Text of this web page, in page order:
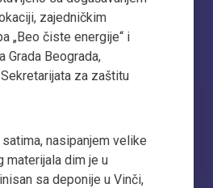
zajedničkim
„Beo čiste energije“ i
Grada Beograda,
za zaštitu
nasipanjem velike
materijala dim je u
sa deponije u Vinči,